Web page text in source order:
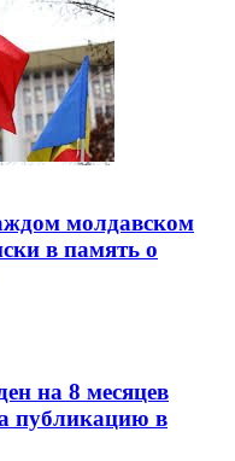
молдавском
в память о
на 8 месяцев
публикацию в